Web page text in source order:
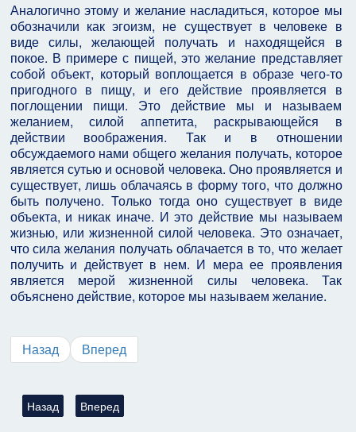
Аналогично этому и желание насладиться, которое мы
обозначили как эгоизм, не существует в человеке в
виде силы, желающей получать и находящейся в
покое. В примере с пищей, это желание представляет
собой объект, который воплощается в образе чего-то
пригодного в пищу, и его действие проявляется в
поглощении пищи. Это действие мы и называем
желанием, силой аппетита, раскрывающейся в
действии воображения. Так и в отношении
обсуждаемого нами общего желания получать, которое
является сутью и основой человека. Оно проявляется и
существует, лишь облачаясь в форму того, что должно
быть получено. Только тогда оно существует в виде
объекта, и никак иначе. И это действие мы называем
жизнью, или жизненной силой человека. Это означает,
что сила желания получать облачается в то, что желает
получить и действует в нем. И мера ее проявления
является мерой жизненной силы человека. Так
объяснено действие, которое мы называем желание.
Назад Вперед
Предыдущий: Дарование Торы (Бааль Сулам)
Назад Следующий: Суть религии и ее цель (Бааль Сулам)
Вперед